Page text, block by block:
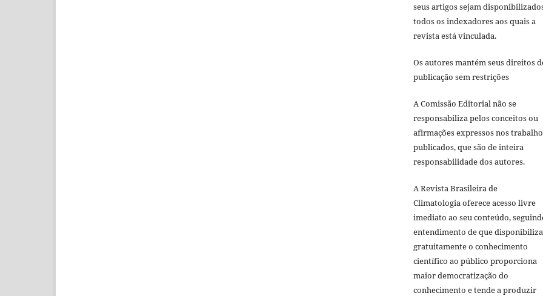
seus artigos sejam
todos os indexadores aos quais a
revista está vinculada.
Os autores mantém seus direitos
publicação sem restrições
A Comissão Editorial não se
responsabiliza pelos conceitos ou
afirmações expressos nos
publicados, que são de inteira
responsabilidade dos autores.
A Revista Brasileira de
Climatologia oferece acesso livre
imediato ao seu conteúdo,
entendimento de que
gratuitamente o conhecimento
científico ao público proporciona
maior democratização do
conhecimento e tende a produzir